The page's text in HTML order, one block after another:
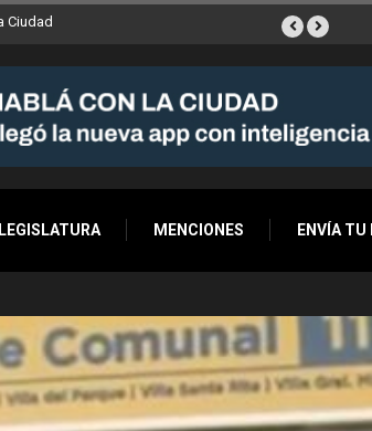
LEGISLATURA MENCIONES ENVÍA TU